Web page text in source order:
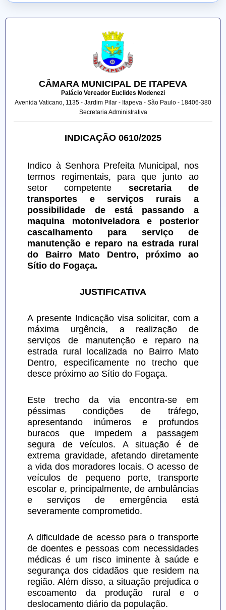
CÂMARA MUNICIPAL DE ITAPEVA
Palácio Vereador Euclides Modenezi
Avenida Vaticano, 1135 - Jardim Pilar - Itapeva - São Paulo - 18406-380
Secretaria Administrativa
INDICAÇÃO 0610/2025
Indico à Senhora Prefeita Municipal, nos
termos regimentais, para que junto ao
setor competente secretaria de
transportes e serviços rurais a
possibilidade de está passando a
maquina motoniveladora e posterior
cascalhamento para serviço de
manutenção e reparo na estrada rural
do Bairro Mato Dentro, próximo ao
Sítio do Fogaça.
JUSTIFICATIVA
A presente Indicação visa solicitar, com a
máxima urgência, a realização de
serviços de manutenção e reparo na
estrada rural localizada no Bairro Mato
Dentro, especificamente no trecho que
desce próximo ao Sítio do Fogaça.
​Este trecho da via encontra-se em
péssimas condições de tráfego,
apresentando inúmeros e profundos
buracos que impedem a passagem
segura de veículos. A situação é de
extrema gravidade, afetando diretamente
a vida dos moradores locais. O acesso de
veículos de pequeno porte, transporte
escolar e, principalmente, de ambulâncias
e serviços de emergência está
severamente comprometido.
​A dificuldade de acesso para o transporte
de doentes e pessoas com necessidades
médicas é um risco iminente à saúde e
segurança dos cidadãos que residem na
região. Além disso, a situação prejudica o
escoamento da produção rural e o
deslocamento diário da população.